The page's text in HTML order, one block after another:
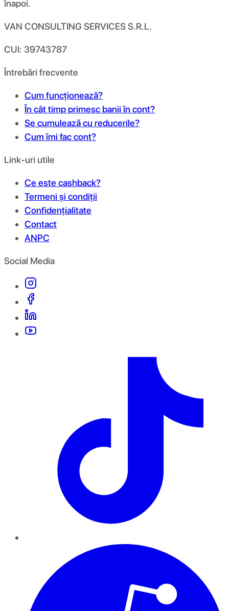
înapoi.
VAN CONSULTING SERVICES S.R.L.
CUI: 39743787
Întrebări frecvente
Cum funcționează?
În cât timp primesc banii în cont?
Se cumulează cu reducerile?
Cum îmi fac cont?
Link-uri utile
Ce este cashback?
Termeni și condiții
Confidențialitate
Contact
ANPC
Social Media